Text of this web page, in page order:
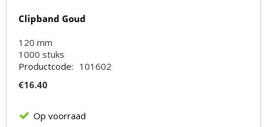
Clipband Goud
120 mm
1000 stuks
Productcode: 101602
€16.40
Op voorraad